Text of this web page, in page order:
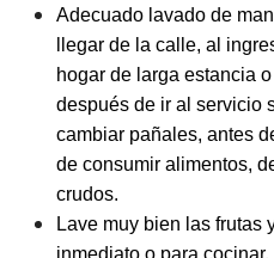
Adecuado lavado de
llegar de la calle, al
hogar de larga estancia
después de ir al servicio
cambiar pañales, antes
de consumir alimentos,
crudos.
Lave muy bien las frutas
inmediato o para cocinar.